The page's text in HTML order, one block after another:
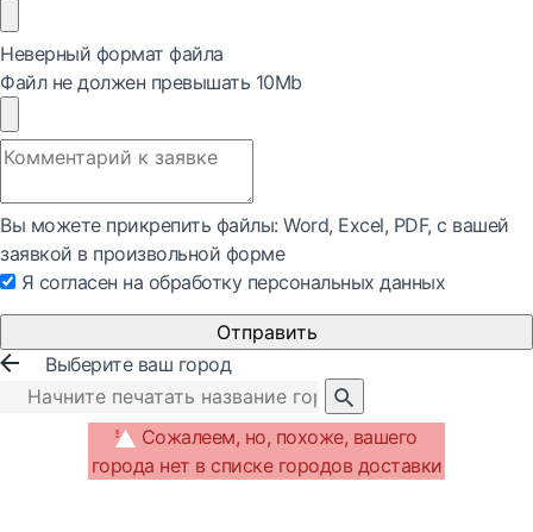
Неверный формат файла
Файл не должен превышать 10Mb
Вы можете прикрепить файлы: Word, Exсel, PDF, с вашей
заявкой в произвольной форме
Я согласен на обработку персональных данных
Отправить
Выберите ваш город
Сожалеем, но, похоже, вашего
города нет в списке городов доставки